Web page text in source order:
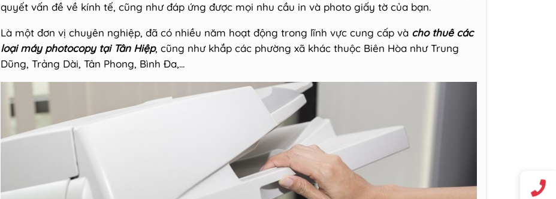
quyết vấn đề về kính tế, cũng như đáp ứng được mọi nhu cầu in và photo giấy tờ của bạn.
Là một đơn vị chuyên nghiệp, đã có nhiều năm hoạt động trong lĩnh vực cung cấp và cho thuê các
loại máy photocopy tại Tân Hiệp, cũng như khắp các phường xã khác thuộc Biên Hòa như Trung
Dũng, Trảng Dài, Tân Phong, Bình Đa,...